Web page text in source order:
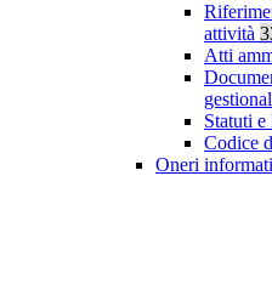
attività
Atti
Statuti
Codice
Oneri